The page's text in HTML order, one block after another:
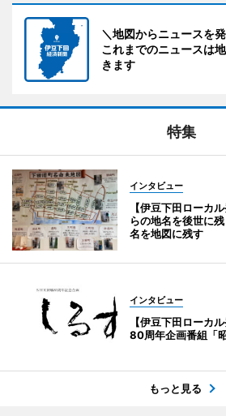
＼地図からニュースを
これまでのニュースは
きます
特集
インタビュー
【伊豆下田ローカ
らの地名を後世に
名を地図に残す
インタビュー
【伊豆下田ローカ
80周年企画番組「
もっと見る